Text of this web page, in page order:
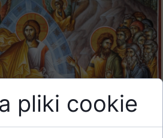
pliki cookie